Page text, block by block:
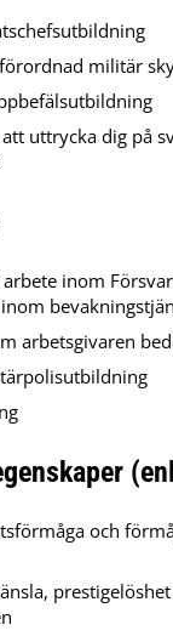
militär
uttrycka dig på
inom
arbetsgivaren
och